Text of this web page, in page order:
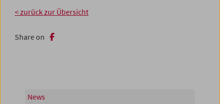
< zurück zur Übersicht
Share on
News